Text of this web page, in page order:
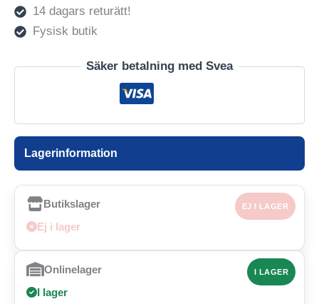
14 dagars returätt!
Fysisk butik
Säker betalning med Svea
Lagerinformation
Butikslager EJ I LAGER
Ej i lager
Onlinelager I LAGER
I lager